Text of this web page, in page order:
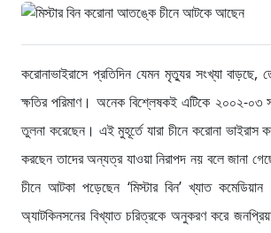
করোনাভাইরাসে প্রতিদিন যেমন মৃত্যুর সংখ্যা বাড়ছে,
ক্ষতির পরিমাণ। অনেক বিশ্লেষকই এটিকে ২০০২-০৩
তুলনা করেছেন। এই মুহূর্তে যারা চীনে করোনা ভাইরাস
করছেন তাদের অন্যত্র যাওয়া নিরাপদ নয় বলে জানা
চীনে আটকা পড়েছেন ‘মিস্টার বিন’ খ্যাত
অ্যাটকিনসনের বিখ্যাত চরিত্রকে অনুকরণ করে